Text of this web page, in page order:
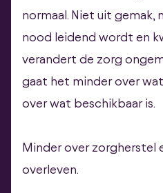
normaal. Niet uit gemak,
nood leidend wordt en
verandert de zorg
gaat het minder over
over wat beschikbaar is.
Minder over zorgherstel
overleven.